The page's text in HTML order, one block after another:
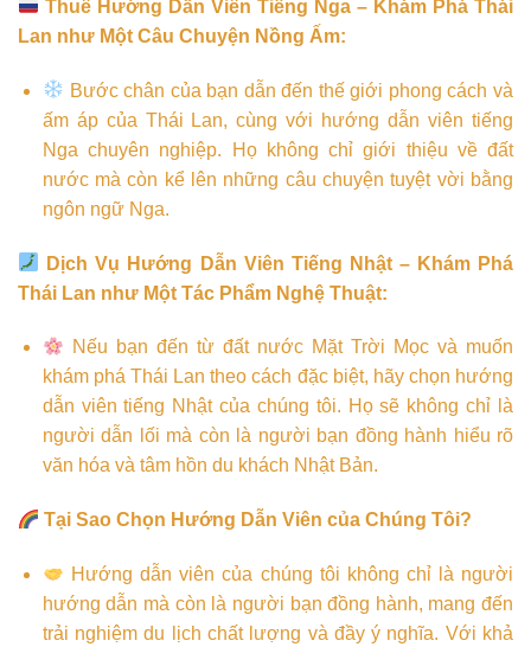
Thuê Hướng Dẫn Viên Tiếng Nga – Khám Phá Thái
Lan như Một Câu Chuyện Nồng Ấm:
Bước chân của bạn dẫn đến thế giới phong cách và
ấm áp của Thái Lan, cùng với hướng dẫn viên tiếng
Nga chuyên nghiệp. Họ không chỉ giới thiệu về đất
nước mà còn kể lên những câu chuyện tuyệt vời bằng
ngôn ngữ Nga.
Dịch Vụ Hướng Dẫn Viên Tiếng Nhật – Khám Phá
Thái Lan như Một Tác Phẩm Nghệ Thuật:
Nếu bạn đến từ đất nước Mặt Trời Mọc và muốn
khám phá Thái Lan theo cách đặc biệt, hãy chọn hướng
dẫn viên tiếng Nhật của chúng tôi. Họ sẽ không chỉ là
người dẫn lối mà còn là người bạn đồng hành hiểu rõ
văn hóa và tâm hồn du khách Nhật Bản.
Tại Sao Chọn Hướng Dẫn Viên của Chúng Tôi?
Hướng dẫn viên của chúng tôi không chỉ là người
hướng dẫn mà còn là người bạn đồng hành, mang đến
trải nghiệm du lịch chất lượng và đầy ý nghĩa. Với khả